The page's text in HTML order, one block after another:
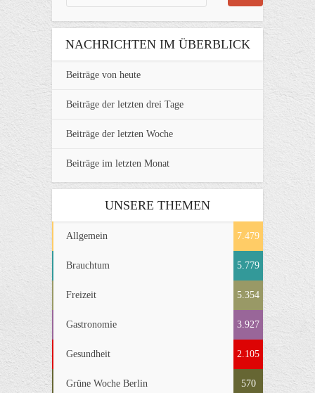
NACHRICHTEN IM ÜBERBLICK
Beiträge von heute
Beiträge der letzten drei Tage
Beiträge der letzten Woche
Beiträge im letzten Monat
UNSERE THEMEN
Allgemein 7.479
Brauchtum 5.779
Freizeit 5.354
Gastronomie 3.927
Gesundheit 2.105
Grüne Woche Berlin 570